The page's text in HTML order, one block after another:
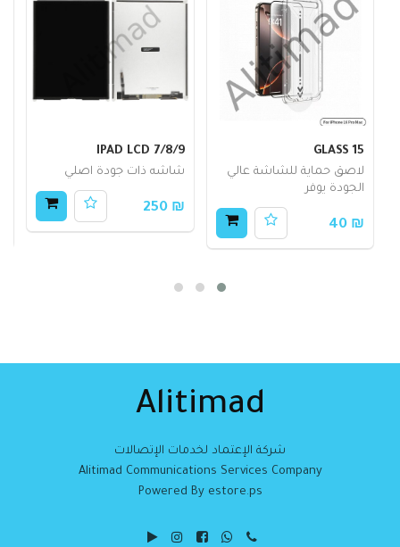
GLASS 15
لاصق حماية للشاشة عالي
الجودة يوفر
₪ 40
IPAD LCD 7/8/9
شاشه ذات جودة اصلي
₪ 250
Alitimad
شركة الإعتماد لخدمات الإتصالات
Alitimad Communications Services Company
Powered By estore.ps